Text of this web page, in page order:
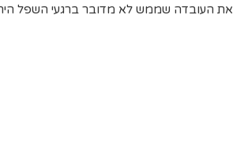
את העובדה שממש לא מדובר ברגעי השפל